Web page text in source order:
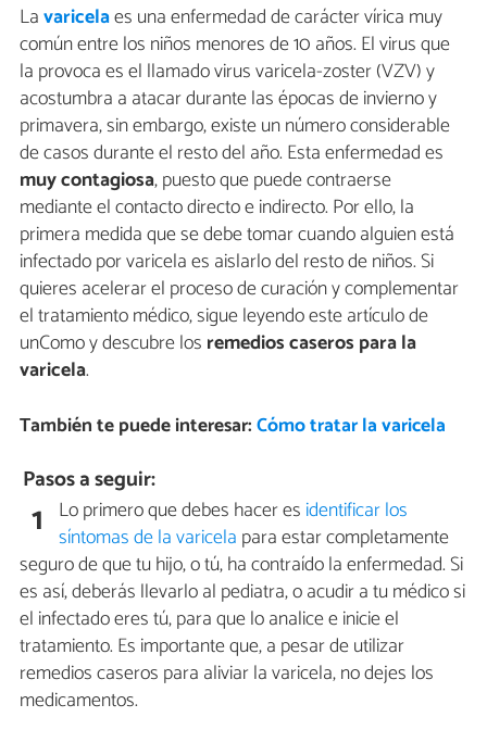
Lavaricelaes una enfermedad de carácter vírica muy
común entre los niños menores de 10 años. El virus que
la provoca es el llamado virus varicela-zoster (VZV) y
acostumbra a atacar durante las épocas de invierno y
primavera, sin embargo, existe un número considerable
de casos durante el resto del año. Esta enfermedad es
muy contagiosa, puesto que puede contraerse
mediante el contacto directo e indirecto. Por ello, la
primera medida que se debe tomar cuando alguien está
infectado por varicela es aislarlo del resto de niños. Si
quieres acelerar el proceso de curación y complementar
el tratamiento médico, sigue leyendo este artículo de
unComo y descubre los remedios caseros para la
varicela.
También te puede interesar:Cómo tratar la varicela
Pasos a seguir:
1 Lo primero que debes hacer es identificar los
síntomas de la varicela para estar completamente
seguro de que tu hijo, o tú, ha contraído la enfermedad. Si
es así, deberás llevarlo al pediatra, o acudir a tu médico si
el infectado eres tú, para que lo analice e inicie el
tratamiento. Es importante que, a pesar de utilizar
remedios caseros para aliviar la varicela, no dejes los
medicamentos.